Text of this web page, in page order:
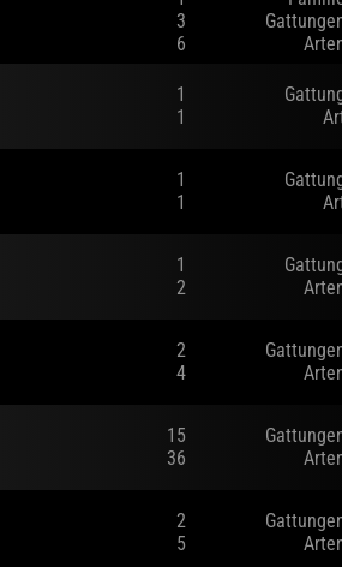
3
6
1
1
1
1
1
2
2
4
15
36
2
5